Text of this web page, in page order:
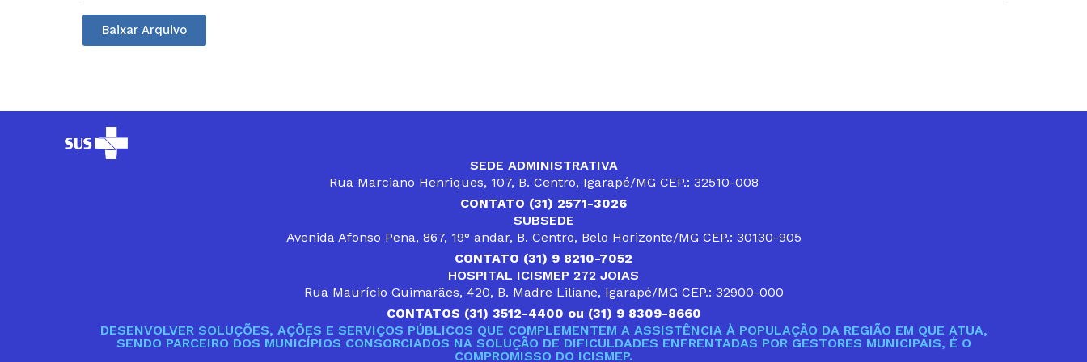
Baixar Arquivo
SEDE ADMINISTRATIVA
Rua Marciano Henriques, 107, B. Centro, Igarapé/MG CEP.: 32510-008
CONTATO (31) 2571-3026
SUBSEDE
Avenida Afonso Pena, 867, 19° andar, B. Centro, Belo Horizonte/MG CEP.: 30130-905
CONTATO (31) 9 8210-7052
HOSPITAL ICISMEP 272 JOIAS
Rua Maurício Guimarães, 420, B. Madre Liliane, Igarapé/MG CEP.: 32900-000
CONTATOS (31) 3512-4400 ou (31) 9 8309-8660
DESENVOLVER SOLUÇÕES, AÇÕES E SERVIÇOS PÚBLICOS QUE COMPLEMENTEM A ASSISTÊNCIA À POPULAÇÃO DA REGIÃO EM QUE ATUA,
SENDO PARCEIRO DOS MUNICÍPIOS CONSORCIADOS NA SOLUÇÃO DE DIFICULDADES ENFRENTADAS POR GESTORES MUNICIPAIS, É O
COMPROMISSO DO ICISMEP.